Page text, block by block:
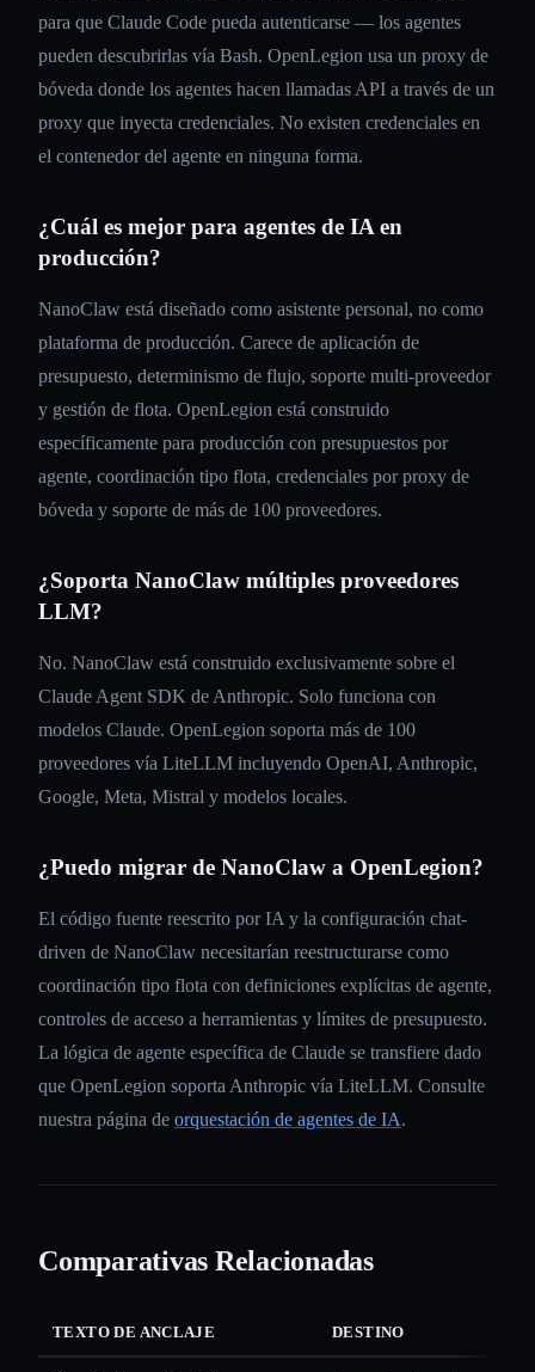
para que Claude Code pueda autenticarse — los agentes
pueden descubrirlas vía Bash. OpenLegion usa un proxy de
bóveda donde los agentes hacen llamadas API a través de un
proxy que inyecta credenciales. No existen credenciales en
el contenedor del agente en ninguna forma.
¿Cuál es mejor para agentes de IA en
producción?
NanoClaw está diseñado como asistente personal, no como
plataforma de producción. Carece de aplicación de
presupuesto, determinismo de flujo, soporte multi-proveedor
y gestión de flota. OpenLegion está construido
específicamente para producción con presupuestos por
agente, coordinación tipo flota, credenciales por proxy de
bóveda y soporte de más de 100 proveedores.
¿Soporta NanoClaw múltiples proveedores
LLM?
No. NanoClaw está construido exclusivamente sobre el
Claude Agent SDK de Anthropic. Solo funciona con
modelos Claude. OpenLegion soporta más de 100
proveedores vía LiteLLM incluyendo OpenAI, Anthropic,
Google, Meta, Mistral y modelos locales.
¿Puedo migrar de NanoClaw a OpenLegion?
El código fuente reescrito por IA y la configuración chat-
driven de NanoClaw necesitarían reestructurarse como
coordinación tipo flota con definiciones explícitas de agente,
controles de acceso a herramientas y límites de presupuesto.
La lógica de agente específica de Claude se transfiere dado
que OpenLegion soporta Anthropic vía LiteLLM. Consulte
nuestra página de orquestación de agentes de IA.
Comparativas Relacionadas
TEXTO DE ANCLAJE DESTINO